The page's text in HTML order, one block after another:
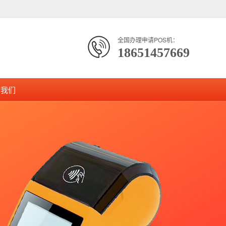
全国办理申请POS机：
18651457669
们